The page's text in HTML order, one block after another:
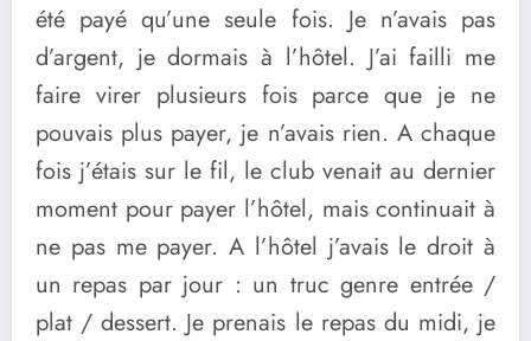
été payé qu’une seule fois. Je n’avais pas
d’argent, je dormais à l’hôtel. J’ai failli me
faire virer plusieurs fois parce que je ne
pouvais plus payer, je n’avais rien. A chaque
fois j’étais sur le fil, le club venait au dernier
moment pour payer l’hôtel, mais continuait à
ne pas me payer. A l’hôtel j’avais le droit à
un repas par jour : un truc genre entrée /
plat / dessert. Je prenais le repas du midi, je